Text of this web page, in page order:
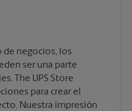
de negocios, los
ser una parte
The UPS Store
para crear el
Nuestra impresión